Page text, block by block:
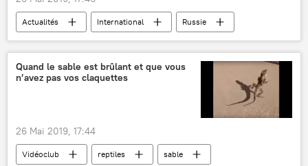
Actualités International
Russie
Vladivostok
Corée du Nord
Séoul
Moscou
Kim Jong-un
Vladimir Poutine
Sputnik
sécurité
Juche trajet
Quand le sable est brûlant et que vous
n’avez pas vos claquettes
26 Mai 2019, 17:44
Vidéoclub reptiles
sable